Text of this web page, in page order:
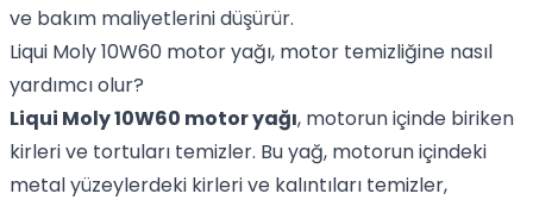
ve bakım maliyetlerini düşürür.
Liqui Moly 10W60 motor yağı, motor temizliğine nasıl
yardımcı olur?
Liqui Moly 10W60 motor yağı, motorun içinde biriken
kirleri ve tortuları temizler. Bu yağ, motorun içindeki
metal yüzeylerdeki kirleri ve kalıntıları temizler,